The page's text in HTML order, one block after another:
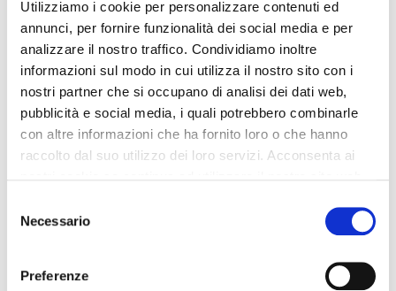
Utilizziamo i cookie per personalizzare contenuti ed
annunci, per fornire funzionalità dei social media e per
analizzare il nostro traffico. Condividiamo inoltre
informazioni sul modo in cui utilizza il nostro sito con i
nostri partner che si occupano di analisi dei dati web,
pubblicità e social media, i quali potrebbero combinarle
con altre informazioni che ha fornito loro o che hanno
raccolto dal suo utilizzo dei loro servizi. Acconsenta ai
delNecessario
Preferenze
Vuoi rimanere aggiornato su PREZZI BASSI =
FALLIMENTO! Li stai facendo anche nella tua
Officina??
compila il modulo qui sotto!
Email*